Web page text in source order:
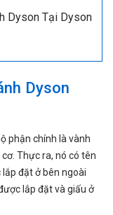
Dyson Tại Dyson
Dyson
phận chính là vành
Thực ra, nó có tên
đặt ở bên ngoài
lắp đặt và giấu ở